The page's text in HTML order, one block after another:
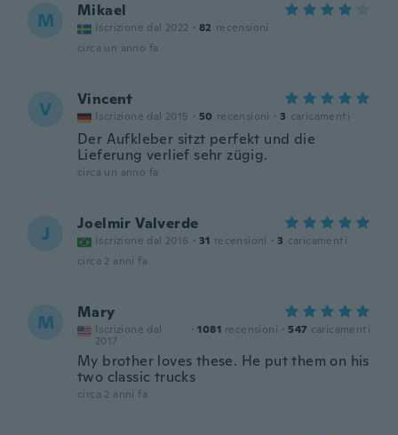
M Mikael
Iscrizione dal 2022 · 82 recensioni
circa un anno fa
V Vincent
Iscrizione dal 2015 · 50 recensioni · 3 caricamenti
Der Aufkleber sitzt perfekt und die
Lieferung verlief sehr zügig.
circa un anno fa
J Joelmir Valverde
Iscrizione dal 2016 · 31 recensioni · 3 caricamenti
circa 2 anni fa
M Mary
Iscrizione dal
2017
· 1081 recensioni · 547 caricamenti
My brother loves these. He put them on his
two classic trucks
circa 2 anni fa